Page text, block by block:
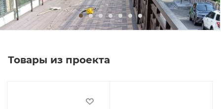
Товары из проекта